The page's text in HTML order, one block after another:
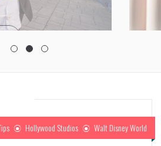
Hollywood Studios Walt Disney World